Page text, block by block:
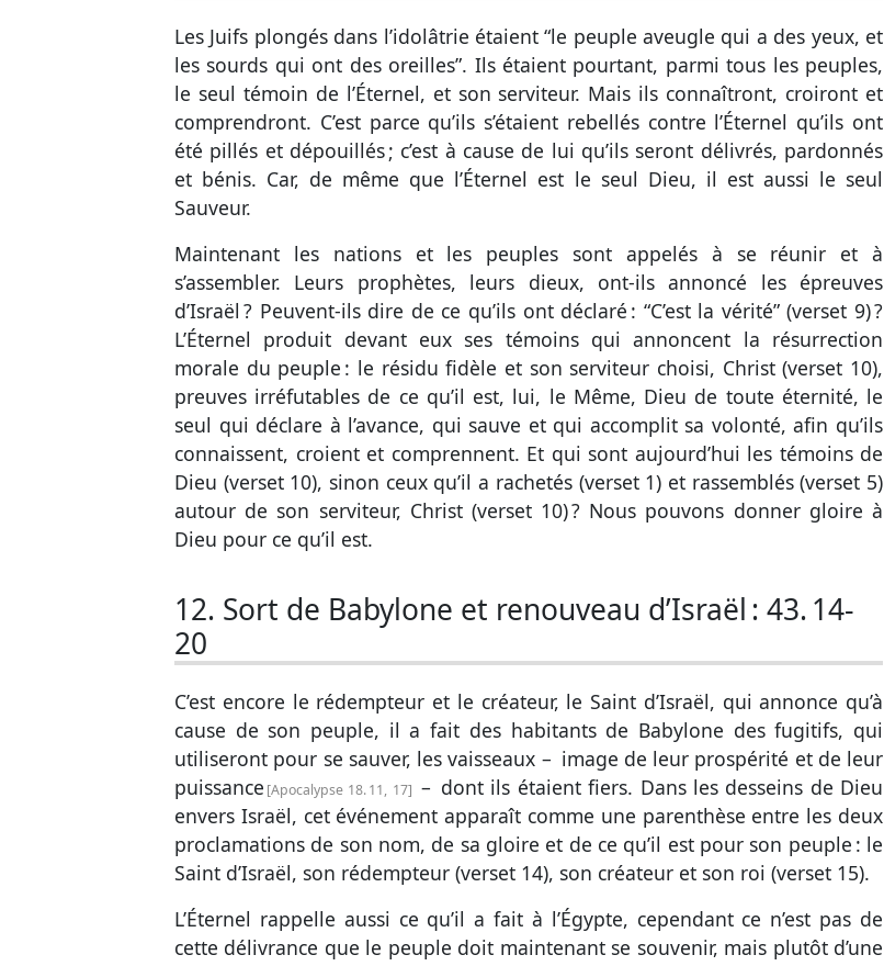
Les Juifs plongés dans l’idolâtrie étaient “le peuple aveugle qui a des yeux, et
les sourds qui ont des oreilles”. Ils étaient pourtant, parmi tous les peuples,
le seul témoin de l’Éternel, et son serviteur. Mais ils connaîtront, croiront et
comprendront. C’est parce qu’ils s’étaient rebellés contre l’Éternel qu’ils ont
été pillés et dépouillés ; c’est à cause de lui qu’ils seront délivrés, pardonnés
et bénis. Car, de même que l’Éternel est le seul Dieu, il est aussi le seul
Sauveur.
Maintenant les nations et les peuples sont appelés à se réunir et à
s’assembler. Leurs prophètes, leurs dieux, ont-ils annoncé les épreuves
d’Israël ? Peuvent-ils dire de ce qu’ils ont déclaré : “C’est la vérité” (verset 9) ?
L’Éternel produit devant eux ses témoins qui annoncent la résurrection
morale du peuple : le résidu fidèle et son serviteur choisi, Christ (verset 10),
preuves irréfutables de ce qu’il est, lui, le Même, Dieu de toute éternité, le
seul qui déclare à l’avance, qui sauve et qui accomplit sa volonté, afin qu’ils
connaissent, croient et comprennent. Et qui sont aujourd’hui les témoins de
Dieu (verset 10), sinon ceux qu’il a rachetés (verset 1) et rassemblés (verset 5)
autour de son serviteur, Christ (verset 10) ? Nous pouvons donner gloire à
Dieu pour ce qu’il est.
12. Sort de Babylone et renouveau d’Israël : 43. 14-
20
C’est encore le rédempteur et le créateur, le Saint d’Israël, qui annonce qu’à
cause de son peuple, il a fait des habitants de Babylone des fugitifs, qui
utiliseront pour se sauver, les vaisseaux – image de leur prospérité et de leur
puissance Apocalypse 18. 11, 17
– dont ils étaient fiers. Dans les desseins de Dieu
envers Israël, cet événement apparaît comme une parenthèse entre les deux
proclamations de son nom, de sa gloire et de ce qu’il est pour son peuple : le
Saint d’Israël, son rédempteur (verset 14), son créateur et son roi (verset 15).
L’Éternel rappelle aussi ce qu’il a fait à l’Égypte, cependant ce n’est pas de
cette délivrance que le peuple doit maintenant se souvenir, mais plutôt d’une